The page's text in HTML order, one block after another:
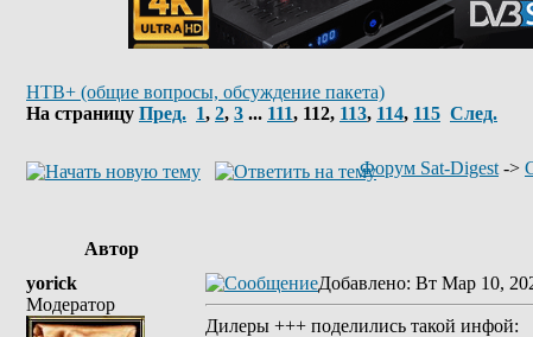
НТВ+ (общие вопросы, обсуждение пакета)
На страницу Пред. 1, 2, 3 ... 111, 112, 113, 114, 115 След.
Форум Sat-Digest ->
Автор
yorick
Модератор
Добавлено: Вт Мар 10,
Дилеры +++ поделились такой инфой: